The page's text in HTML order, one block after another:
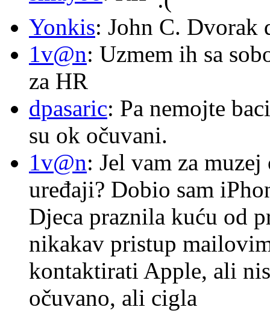
Yonkis: John C. Dvorak
1v@n: Uzmem ih sa
za HR
dpasaric: Pa nemojte
su ok očuvani.
1v@n: Jel vam za
uređaji? Dobio sam
Djeca praznila kuću od
nikakav pristup
kontaktirati Apple, ali
očuvano, ali cigla